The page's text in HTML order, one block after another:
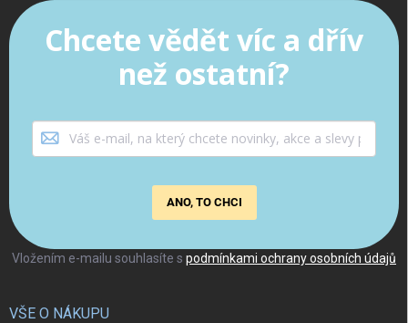
Vložením e-mailu souhlasíte s podmínkami ochrany osobních údajů
Chcete vědět víc a dřív
než ostatní?
ANO, TO CHCI
VŠE O NÁKUPU